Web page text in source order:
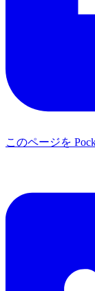
このページを